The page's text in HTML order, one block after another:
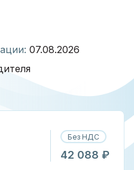
07.08.2026
Без НДС
42 088 ₽